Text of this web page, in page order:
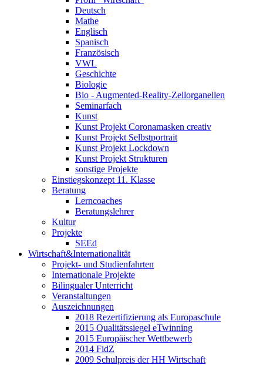
Deutsch
Mathe
Englisch
Spanisch
Französisch
VWL
Geschichte
Biologie
Bio - Augmented-Reality-Zellorganellen
Seminarfach
Kunst
Kunst Projekt Coronamasken creativ
Kunst Projekt Selbstportrait
Kunst Projekt Lockdown
Kunst Projekt Strukturen
sonstige Projekte
Einstiegskonzept 11. Klasse
Beratung
Lerncoaches
Beratungslehrer
Kultur
Projekte
SEEd
Wirtschaft&Internationalität
Projekt- und Studienfahrten
Internationale Projekte
Bilingualer Unterricht
Veranstaltungen
Auszeichnungen
2018 Rezertifizierung als Europaschule
2015 Qualitätssiegel eTwinning
2015 Europäischer Wettbewerb
2014 FidZ
2009 Schulpreis der HH Wirtschaft